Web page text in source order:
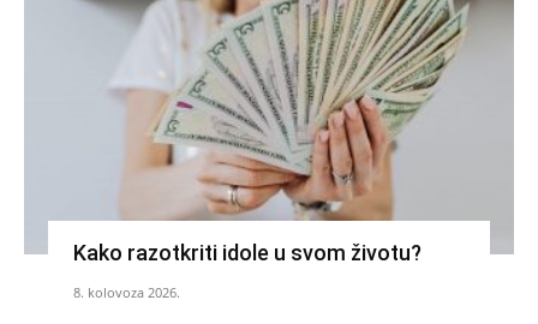
Kako razotkriti idole u svom životu?
8. kolovoza 2026.